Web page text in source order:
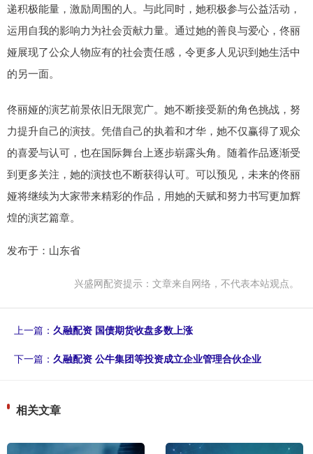
递积极能量，激励周围的人。与此同时，她积极参与公益活动，
运用自我的影响力为社会贡献力量。通过她的善良与爱心，佟丽
娅展现了公众人物应有的社会责任感，令更多人见识到她生活中
的另一面。
佟丽娅的演艺前景依旧无限宽广。她不断接受新的角色挑战，努
力提升自己的演技。凭借自己的执着和才华，她不仅赢得了观众
的喜爱与认可，也在国际舞台上逐步崭露头角。随着作品逐渐受
到更多关注，她的演技也不断获得认可。可以预见，未来的佟丽
娅将继续为大家带来精彩的作品，用她的天赋和努力书写更加辉
煌的演艺篇章。
发布于：山东省
兴盛网配资提示：文章来自网络，不代表本站观点。
上一篇： 久融配资 国债期货收盘多数上涨
下一篇： 久融配资 公牛集团等投资成立企业管理合伙企业
相关文章